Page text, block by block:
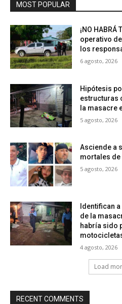
MOST POPULAR
¡NO HABRÁ
operativo
los
6 agosto, 2026
Hipótesis
estructuras
la masacre
5 agosto, 2026
Asciende a
mortales de
5 agosto, 2026
Identifican
de la
habría sido
4 agosto, 2026
Load
RECENT COMMENTS